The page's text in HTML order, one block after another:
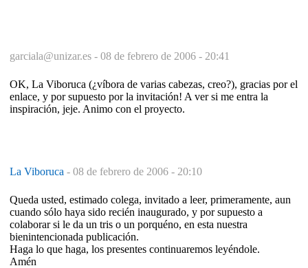
garciala@unizar.es - 08 de febrero de 2006 - 20:41
OK, La Viboruca (¿víbora de varias cabezas, creo?), gracias por el
enlace, y por supuesto por la invitación! A ver si me entra la
inspiración, jeje. Animo con el proyecto.
La Viboruca - 08 de febrero de 2006 - 20:10
Queda usted, estimado colega, invitado a leer, primeramente, aun
cuando sólo haya sido recién inaugurado, y por supuesto a
colaborar si le da un tris o un porquéno, en esta nuestra
bienintencionada publicación.
Haga lo que haga, los presentes continuaremos leyéndole.
Amén